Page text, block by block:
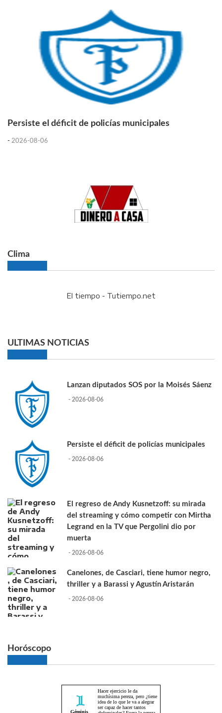
Persiste el déficit de policías municipales
- 2026-08-06
Clima
El tiempo - Tutiempo.net
ULTIMAS NOTICIAS
Lanzan diputados SOS por la Moisés Sáenz
- 2026-08-06
Persiste el déficit de policías municipales
- 2026-08-06
El regreso de Andy Kusnetzoff: su mirada
del streaming y cómo competir con Mirtha
Legrand en la TV que Pergolini dio por
muerta
- 2026-08-06
Canelones, de Casciari, tiene humor negro,
thriller y a Barassi y Agustín Aristarán
- 2026-08-06
Horóscopo